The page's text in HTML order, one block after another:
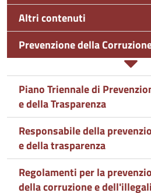
Altri contenuti
Prevenzione della
Piano Triennale di
e della Trasparenza
Responsabile della
e della trasparenza
Regolamenti per la
della corruzione e